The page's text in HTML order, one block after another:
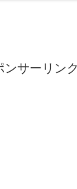
ンサーリンク